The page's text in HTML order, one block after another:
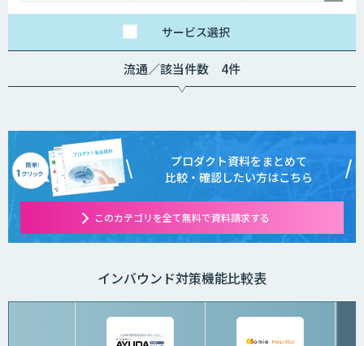
サービス選択
流通／該当件数 4件
プロダクト資料をまとめて
比較・確認したい方はこちら
このカテゴリを全て無料で資料請求する
インバウンド対策機能比較表